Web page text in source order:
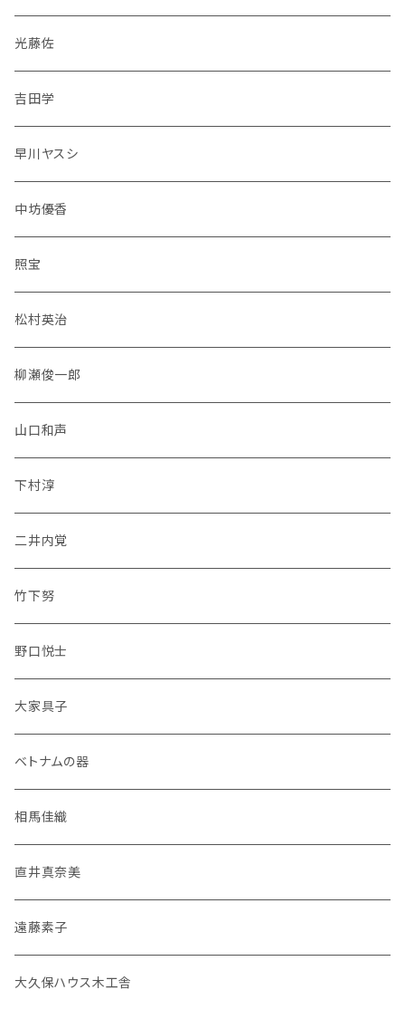
光藤佐
吉田学
早川ヤスシ
中坊優香
照宝
松村英治
柳瀬俊一郎
山口和声
下村淳
二井内覚
竹下努
野口悦士
大家具子
ベトナムの器
相馬佳織
直井真奈美
遠藤素子
大久保ハウス木工舎